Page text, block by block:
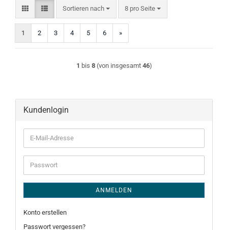
Sortieren nach
Sortieren nach 8 pro Seite
pro Seite
1 2 3 4 5 6 »
1 bis 8(von insgesamt 46)
Kundenlogin
E-
Mail-
Adresse
Passwort
ANMELDEN
Konto erstellen
Passwort vergessen?